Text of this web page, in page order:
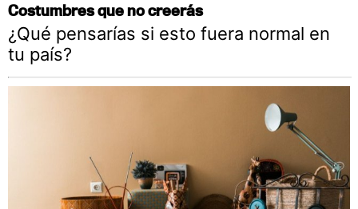
Costumbres que no creerás
¿Qué pensarías si esto fuera normal en
tu país?